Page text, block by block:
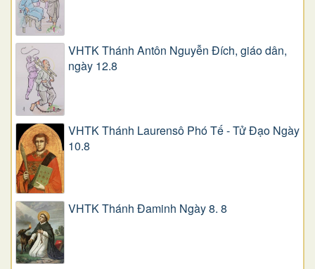
VHTK Thánh Antôn Nguyễn Ðích, giáo dân,
ngày 12.8
VHTK Thánh Laurensô Phó Tế - Tử Đạo Ngày
10.8
VHTK Thánh Đaminh Ngày 8. 8